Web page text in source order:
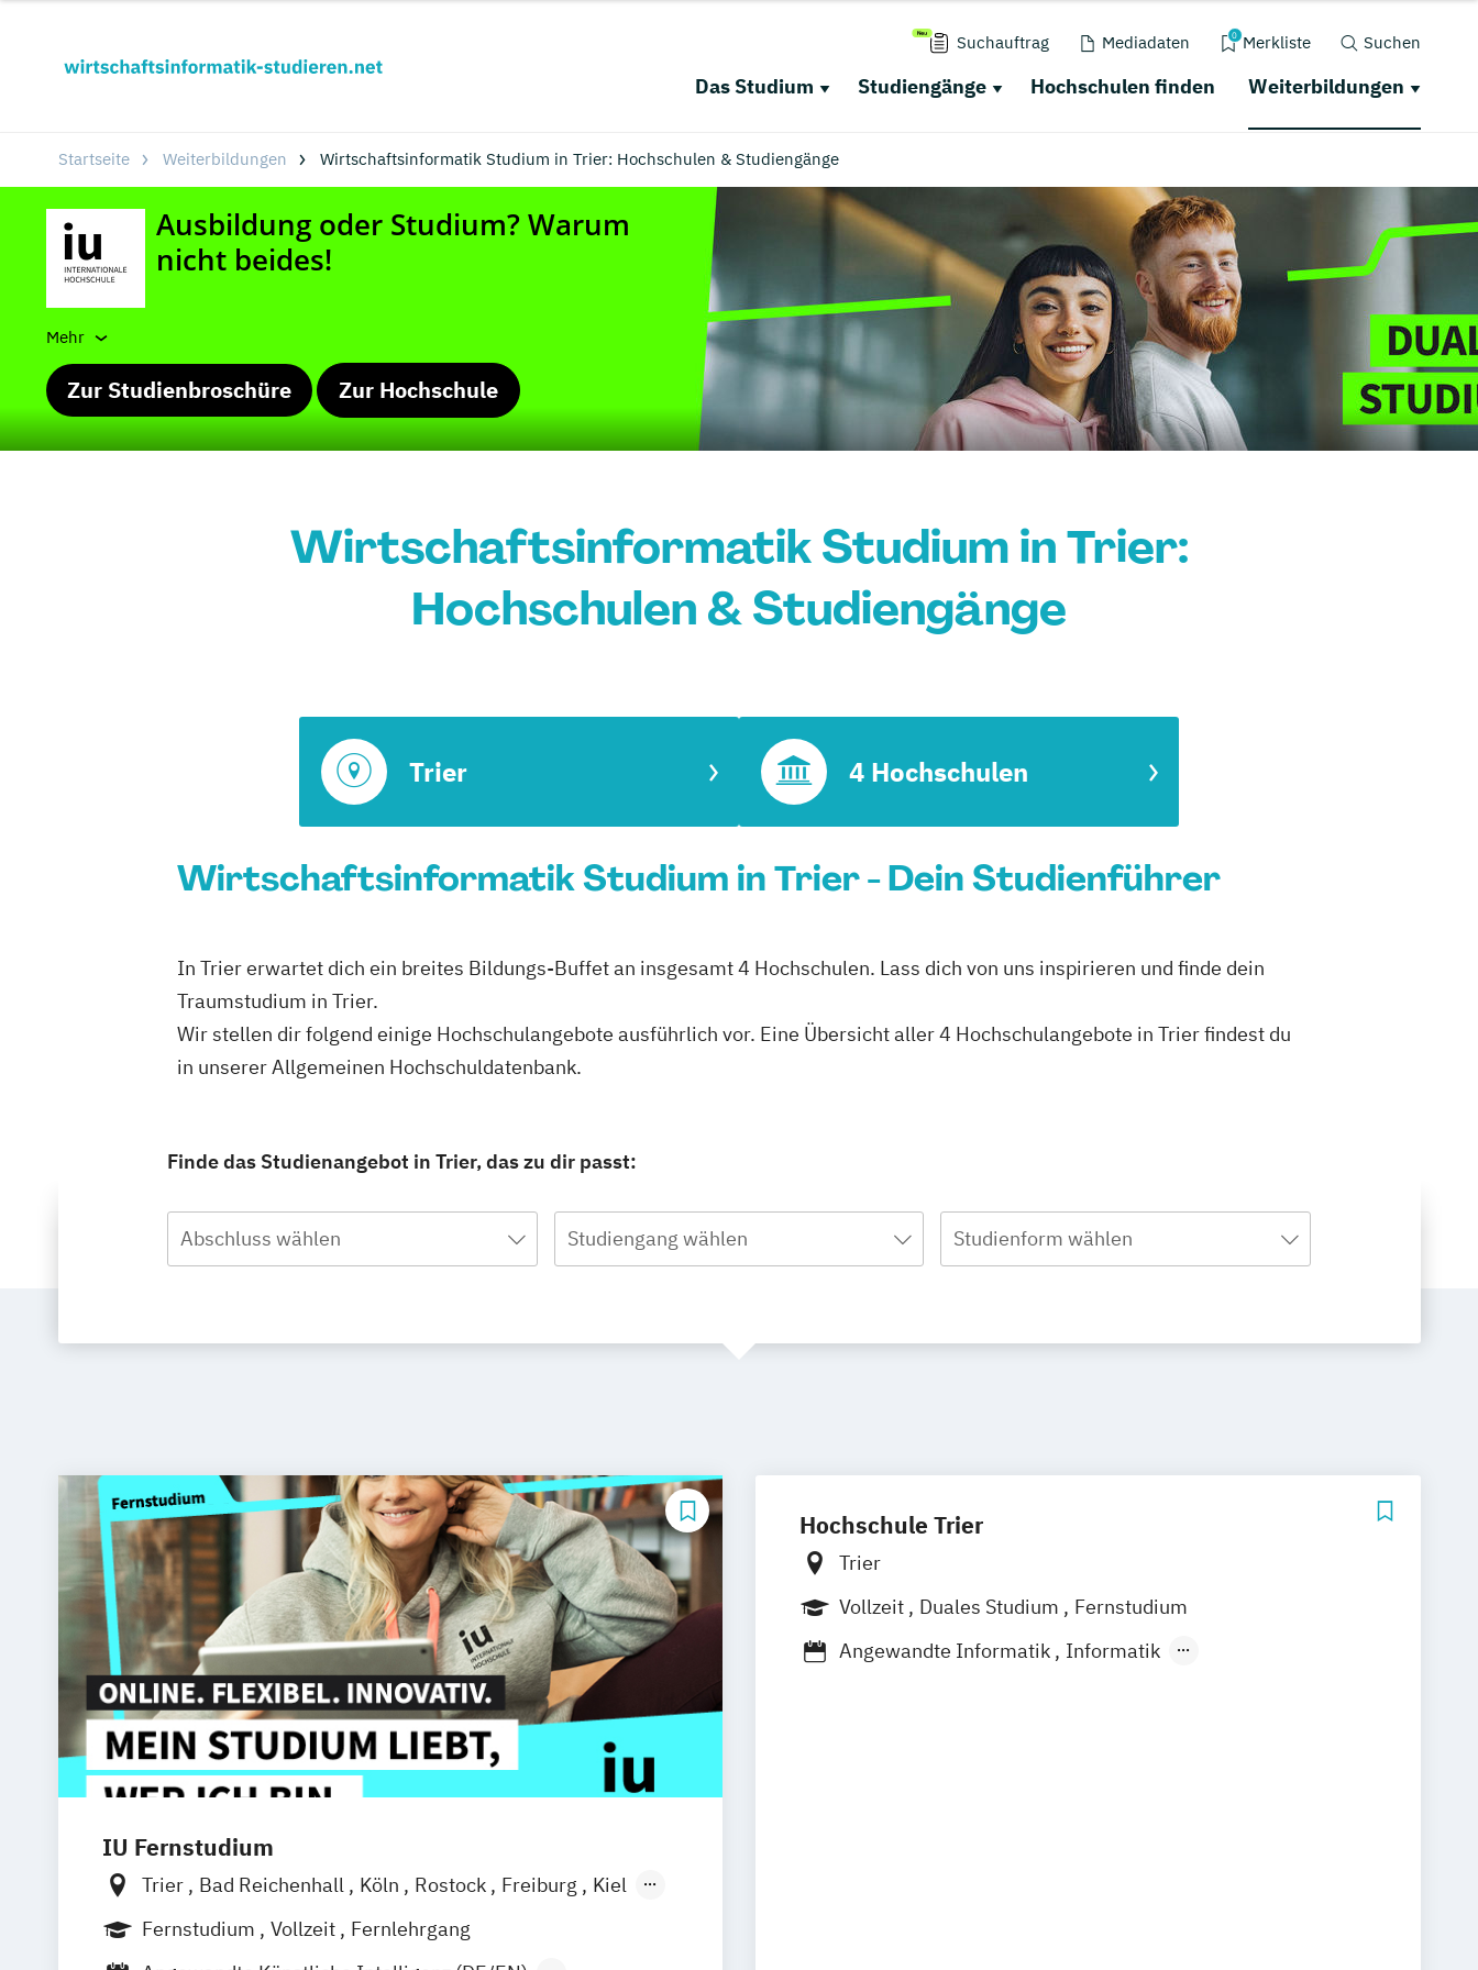
Suchauftrag Mediadaten 0 Merkliste Suchen
Das Studium Studiengänge Hochschulen finden Weiterbildungen
Startseite Weiterbildungen Wirtschaftsinformatik Studium in Trier: Hochschulen & Studiengänge
Mehr
Zur Studienbroschüre Zur Hochschule
Wirtschaftsinformatik Studium in Trier:
Hochschulen & Studiengänge
Trier 4 Hochschulen
Wirtschaftsinformatik Studium in Trier - Dein Studienführer
In Trier erwartet dich ein breites Bildungs-Buffet an insgesamt 4 Hochschulen. Lass dich von uns inspirieren und finde dein
Traumstudium in Trier.
Wir stellen dir folgend einige Hochschulangebote ausführlich vor. Eine Übersicht aller 4 Hochschulangebote in Trier findest du
in unserer Allgemeinen Hochschuldatenbank.
Finde das Studienangebot in Trier, das zu dir passt:
Abschluss wählen Studiengang wählen Studienform wählen
IU Fernstudium
Trier Bad Reichenhall Köln Rostock Freiburg
Kiel
Frankfurt am Main
Stuttgart
Bielefeld Deggendorf Karlsruhe
Fernstudium Vollzeit
Fernlehrgang
Hochschule Trier
Trier
Vollzeit
Duales Studium
Fernstudium
Angewandte Informatik
Informatik